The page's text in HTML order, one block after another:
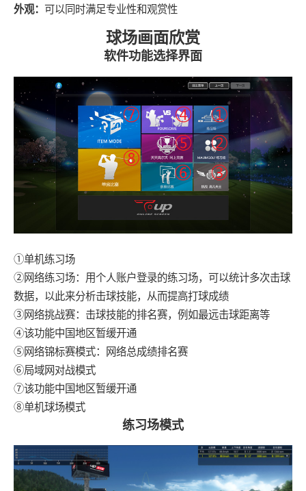
外观： 可以同时满足专业性和观赏性
球场画面欣赏
软件功能选择界面
①单机练习场
②网络练习场：用个人账户登录的练习场，可以统计多次击球
数据，以此来分析击球技能，从而提高打球成绩
③网络挑战赛：击球技能的排名赛，例如最远击球距离等
④该功能中国地区暂缓开通
⑤网络锦标赛模式：网络总成绩排名赛
⑥局域网对战模式
⑦该功能中国地区暂缓开通
⑧单机球场模式
练习场模式